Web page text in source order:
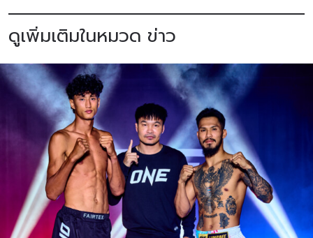
ดูเพิ่มเติมในหมวด ข่าว